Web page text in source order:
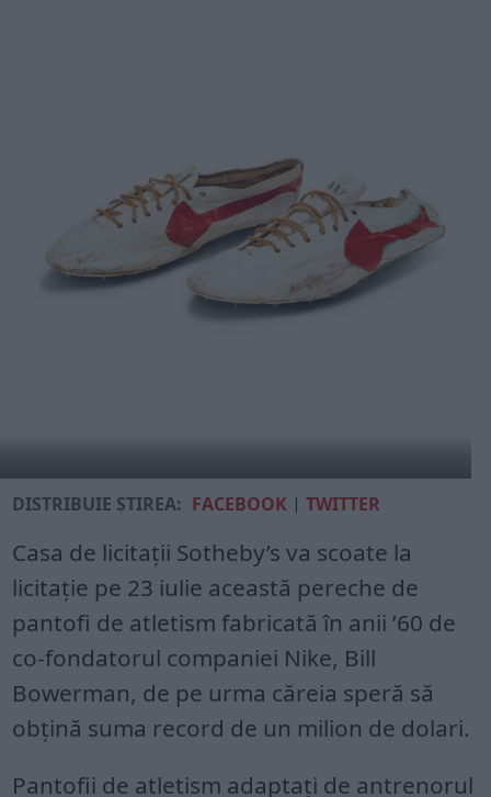
DISTRIBUIE ȘTIREA: FACEBOOK |TWITTER
Casa de licitaţii Sotheby’s va scoate la
licitaţie pe 23 iulie această pereche de
pantofi de atletism fabricată în anii ’60 de
co-fondatorul companiei Nike, Bill
Bowerman, de pe urma căreia speră să
obţină suma record de un milion de dolari.
Pantofii de atletism adaptaţi de antrenorul